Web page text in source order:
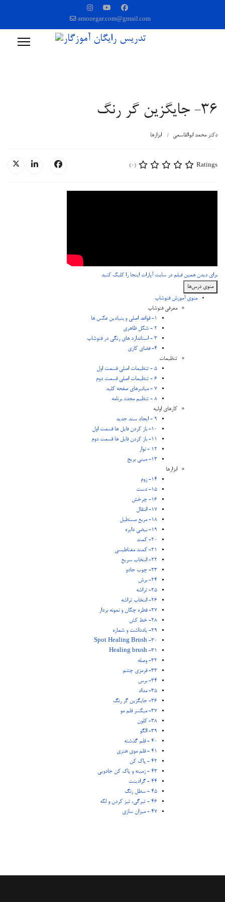
amozegar.com@gmail.com
36- جایگزین گر رنگ
دکتر محمد ابوالقاسمی ابزارها
Ratings
(0)
برای دیدن همین فیلم در سایت آپارات اینجا را کلیک کنید
منوی درس‌ها
منوی آموزش فتوشاپ
معرفی فتوشاپ
1- قواعد اصلی و بنیادین عکس ها
2 - شکل ظاهری
3 - استاندارد های رنگی در فتوشاپ
4- فضای کاری
تنظیمات
5 - تنظیمات اصلی قسمت اول
6 - تنظیمات اصلی قسمت دوم
7 - میانبرهای صفحه کلید
8 - تنظیم مجدد برنامه
کارهای اولیه
9 - ایجاد سند جدید
10- باز کردن فایل ها قسمت اول
11- باز کردن فایل ها قسمت دوم
12 - نوار
13- مینی بریج
ابزارها
14- زوم
15- دست
16- چرخش
17- انتقال
18- مربع مستطیل
19- بیضی دایره
20- کمند
21- کمند مغناطیسی
22- انتخاب سریع
23- چوب جادو
24- برش
25- تراشه
26- انتخاب تراشه
27- قطره چکان و نمونه بردار
28- خط کش
29- یادداشت و شماره
30- Spot Healing Brush
31- Healing brush
32- وصله
33- قرمزی چشم
34- برس
35- مداد
36- جایگزین گر رنگ
37- میکسر قلم مو
38- کلون
39- الگو
40 - قلم گذشته
41 - قلم موی هنری
42 - پاک کن
43 - زمینه و پاک کن جادویی
44 - گرادینت
45 - سطل رنگ
46 - تیرگی، تیز کردن و لکه
47 - میزان سازی